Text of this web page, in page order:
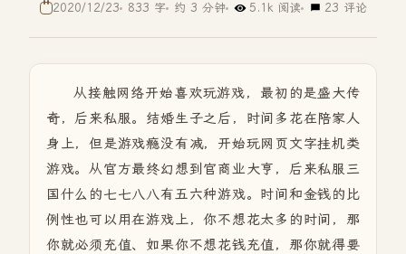
2020/12/23 833 字 约 3 分钟 5.1k 阅读 23 评论
从接触网络开始喜欢玩游戏，最初的是盛大传
奇，后来私服。结婚生子之后，时间多花在陪家人
身上，但是游戏瘾没有减，开始玩网页文字挂机类
游戏。从官方最终幻想到官商业大亨，后来私服三
国什么的七七八八有五六种游戏。时间和金钱的比
例性也可以用在游戏上，你不想花太多的时间，那
你就必须充值、如果你不想花钱充值，那你就得要